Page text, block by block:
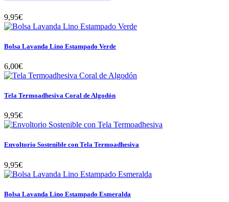
9,95€
Bolsa Lavanda Lino Estampado Verde
6,00€
Tela Termoadhesiva Coral de Algodón
9,95€
Envoltorio Sostenible con Tela Termoadhesiva
9,95€
Bolsa Lavanda Lino Estampado Esmeralda